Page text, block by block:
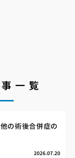
一覧
の術後合併症の
2026.07.20